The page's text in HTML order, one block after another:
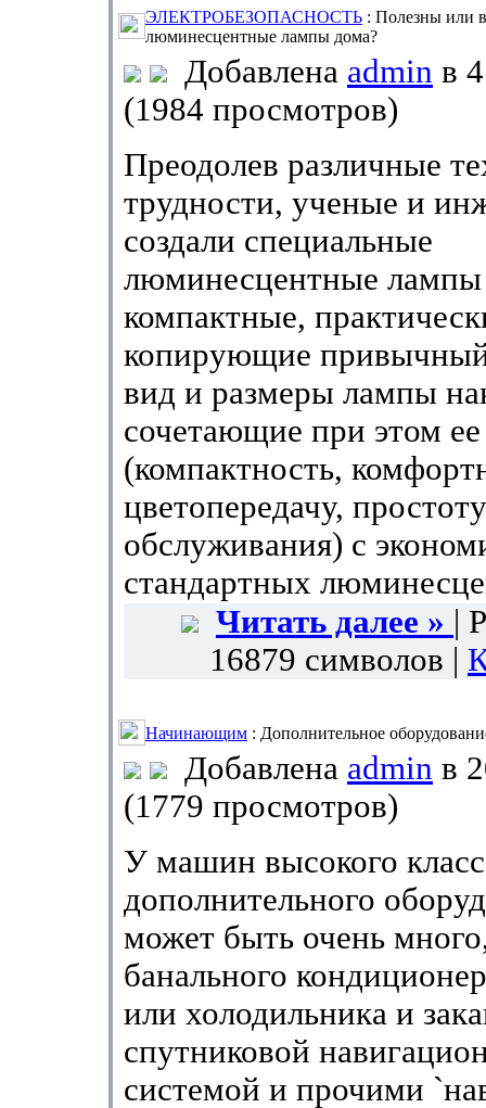
ЭЛЕКТРОБЕЗОПАСНОСТЬ : Полезны или
люминесцентные лампы дома?
Добавлена admin в
(1984 просмотров)
Преодолев различные
трудности, ученые и
создали специальные
люминесцентные лампы
компактные,
копирующие
вид и размеры лампы
сочетающие при этом
(компактность,
цветопередачу, простоту
обслуживания) с
стандартных
Читать далее »
|
16879 символов |
Начинающим : Дополнительное
Добавлена admin в
(1779 просмотров)
У машин высокого
дополнительного
может быть очень
банального
или холодильника и
спутниковой
системой и прочими